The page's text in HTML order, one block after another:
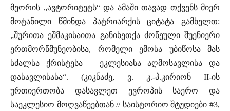
მეორის „ავტორიტეტს“ და ამაში თავად თქვენს მიერ
მოტანილი წმინდა პატრიარქის ციტატა გამხელთ:
„შურითა ეშმაკისაითა განიხეთქა ძოწეული შუენიერი
ერთმორწმუნეობისა, რომელი ემოსა უბიწოსა მას
სძალსა ქრისტესა – ეკლესიასა აღმოსავლისა და
დასავლისასა“. (კიკნაძე, ვ. კ.-პ.კირიონ II-ის
ურთიერთობა დასავლეთ ევროპის საერო და
საეკლესიო მოღვაწეებთან // საისტორიო შტუდიები #3,